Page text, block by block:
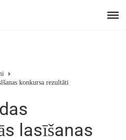
konkursa rezultāti
lasīšanas